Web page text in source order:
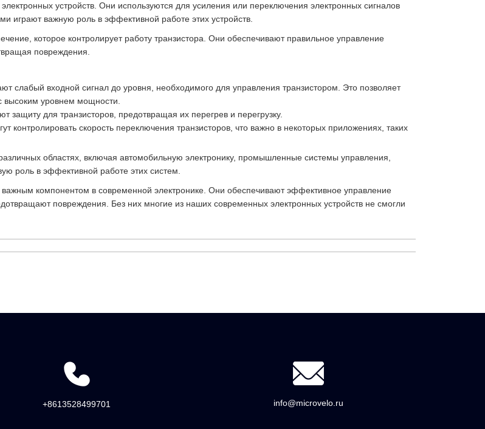
устройств. Они используются для усиления или переключения электронных сигналов
играют важную роль в эффективной работе этих устройств.
которое контролирует работу транзистора. Они обеспечивают правильное управление
повреждения.
слабый входной сигнал до уровня, необходимого для управления транзистором. Это позволяет
высоким уровнем мощности.
для транзисторов, предотвращая их перегрев и перегрузку.
контролировать скорость переключения транзисторов, что важно в некоторых приложениях, таких
областях, включая автомобильную электронику, промышленные системы управления,
роль в эффективной работе этих систем.
компонентом в современной электронике. Они обеспечивают эффективное управление
повреждения. Без них многие из наших современных электронных устройств не смогли
+8613528499701 info@microvelo.ru